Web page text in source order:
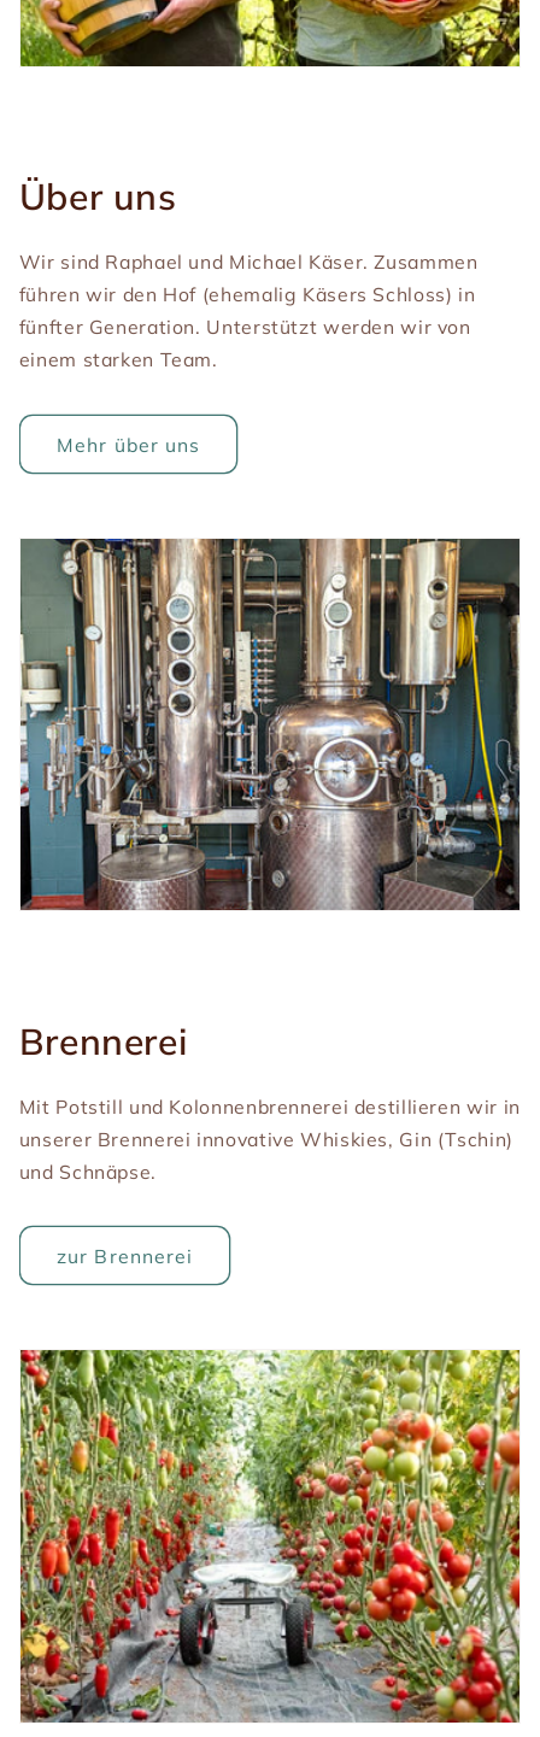
Über uns
Wir sind Raphael und Michael Käser. Zusammen
führen wir den Hof (ehemalig Käsers Schloss) in
fünfter Generation. Unterstützt werden wir von
einem starken Team.
Mehr über uns
Brennerei
Mit Potstill und Kolonnenbrennerei destillieren wir in
unserer Brennerei innovative Whiskies, Gin (Tschin)
und Schnäpse.
zur Brennerei